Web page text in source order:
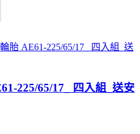
胎 AE61-225/65/17_ 四入組_送
225/65/17_ 四入組_送安